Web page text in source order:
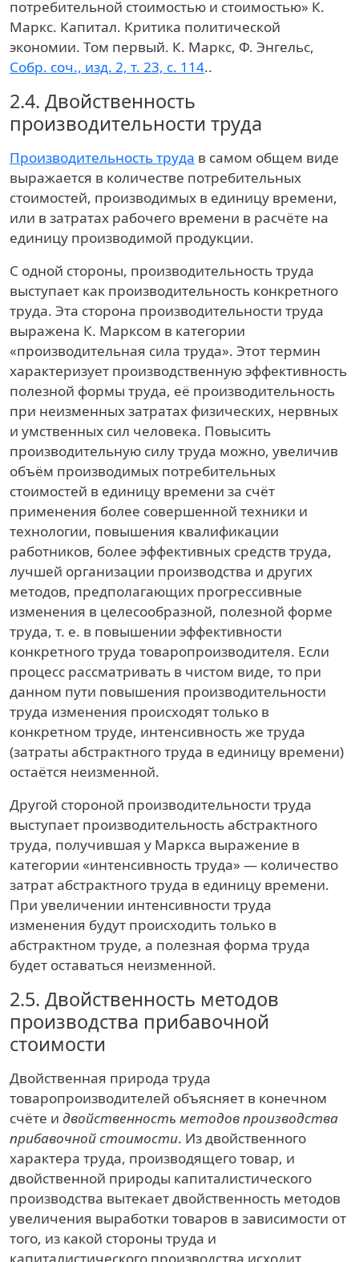
потребительной стоимостью и стоимостью» К.
Маркс. Капитал. Критика политической
экономии. Том первый. К. Маркс, Ф. Энгельс,
Собр. соч., изд. 2, т. 23, с. 114..
2.4. Двойственность
производительности труда
Производительность труда в самом общем виде
выражается в количестве потребительных
стоимостей, производимых в единицу времени,
или в затратах рабочего времени в расчёте на
единицу производимой продукции.
С одной стороны, производительность труда
выступает как производительность конкретного
труда. Эта сторона производительности труда
выражена К. Марксом в категории
«производительная сила труда». Этот термин
характеризует производственную эффективность
полезной формы труда, её производительность
при неизменных затратах физических, нервных
и умственных сил человека. Повысить
производительную силу труда можно, увеличив
объём производимых потребительных
стоимостей в единицу времени за счёт
применения более совершенной техники и
технологии, повышения квалификации
работников, более эффективных средств труда,
лучшей организации производства и других
методов, предполагающих прогрессивные
изменения в целесообразной, полезной форме
труда, т. е. в повышении эффективности
конкретного труда товаропроизводителя. Если
процесс рассматривать в чистом виде, то при
данном пути повышения производительности
труда изменения происходят только в
конкретном труде, интенсивность же труда
(затраты абстрактного труда в единицу времени)
остаётся неизменной.
Другой стороной производительности труда
выступает производительность абстрактного
труда, получившая у Маркса выражение в
категории «интенсивность труда» — количество
затрат абстрактного труда в единицу времени.
При увеличении интенсивности труда
изменения будут происходить только в
абстрактном труде, а полезная форма труда
будет оставаться неизменной.
2.5. Двойственность методов
производства прибавочной
стоимости
Двойственная природа труда
товаропроизводителей объясняет в конечном
счёте и двойственность методов производства
прибавочной стоимости. Из двойственного
характера труда, производящего товар, и
двойственной природы капиталистического
производства вытекает двойственность методов
увеличения выработки товаров в зависимости от
того, из какой стороны труда и